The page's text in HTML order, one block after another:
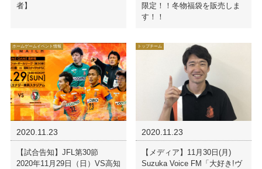
者】
限定！！冬物福袋を販売しま
す！！
ホームゲームイベント情報
2020.11.23
【試合告知】JFL第30節
2020年11月29日（日）VS高知
トップチーム
2020.11.23
【メディア】11月30日(月)
Suzuka Voice FM「大好き!ヴ